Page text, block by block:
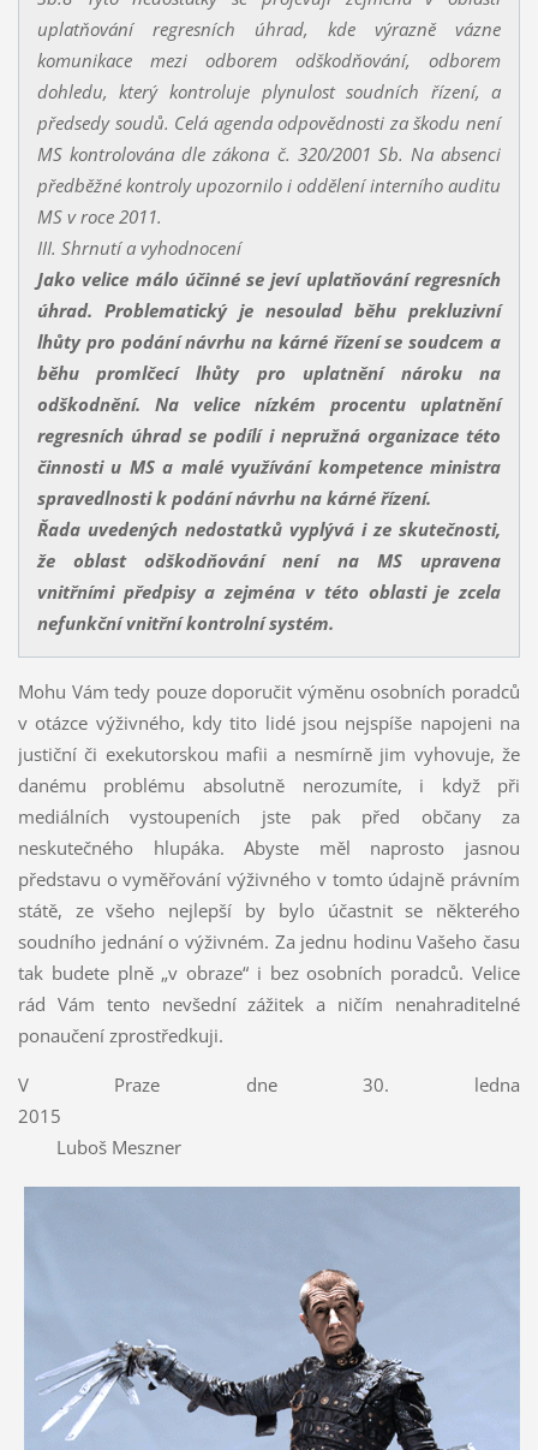
uplatňování regresních úhrad, kde výrazně vázne
komunikace mezi odborem odškodňování, odborem
dohledu, který kontroluje plynulost soudních řízení, a
předsedy soudů. Celá agenda odpovědnosti za škodu není
MS kontrolována dle zákona č. 320/2001 Sb. Na absenci
předběžné kontroly upozornilo i oddělení interního auditu
MS v roce 2011.
III. Shrnutí a vyhodnocení
Jako velice málo účinné se jeví uplatňování regresních
úhrad. Problematický je nesoulad běhu prekluzivní
lhůty pro podání návrhu na kárné řízení se soudcem a
běhu promlčecí lhůty pro uplatnění nároku na
odškodnění. Na velice nízkém procentu uplatnění
regresních úhrad se podílí i nepružná organizace této
činnosti u MS a malé využívání kompetence ministra
spravedlnosti k podání návrhu na kárné řízení.
Řada uvedených nedostatků vyplývá i ze skutečnosti,
že oblast odškodňování není na MS upravena
vnitřními předpisy a zejména v této oblasti je zcela
nefunkční vnitřní kontrolní systém.
Mohu Vám tedy pouze doporučit výměnu osobních poradců
v otázce výživného, kdy tito lidé jsou nejspíše napojeni na
justiční či exekutorskou mafii a nesmírně jim vyhovuje, že
danému problému absolutně nerozumíte, i když při
mediálních vystoupeních jste pak před občany za
neskutečného hlupáka. Abyste měl naprosto jasnou
představu o vyměřování výživného v tomto údajně právním
státě, ze všeho nejlepší by bylo účastnit se některého
soudního jednání o výživném. Za jednu hodinu Vašeho času
tak budete plně „v obraze“ i bez osobních poradců. Velice
rád Vám tento nevšední zážitek a ničím nenahraditelné
ponaučení zprostředkuji.
V Praze dne 30. ledna
2015
Luboš Meszner